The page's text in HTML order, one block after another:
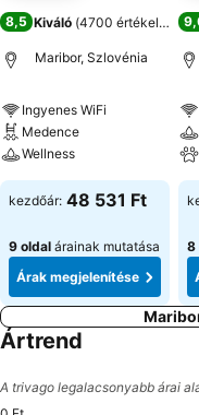
8,5 Kiváló (4700 értékelés
Maribor, Szlovénia
Ingyenes WiFi
Medence
Wellness
kezdőár: 48 531 Ft
9 oldal árainak mutatása
Árak megjelenítése
8
Ártrend
A trivago legalacsonyabb árai